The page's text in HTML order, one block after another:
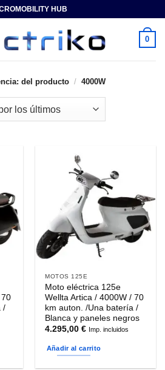
HUB
0
del producto / 4000W
/
MOTOS 125E
Moto eléctrica 125e
Wellta Artica / 4000W / 70
km auton. /Una batería /
Blanca y paneles negros
4.295,00€ Imp. incluidos
Añadir al carrito